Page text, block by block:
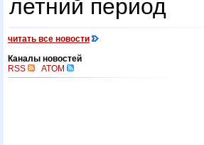
летний период
читать все новости
Каналы новостей
RSS
ATOM